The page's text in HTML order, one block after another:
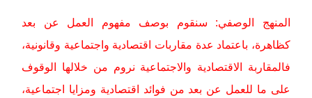
المنهج الوصفي: سنقوم بوصف مفهوم العمل عن بعد
كظاهرة، باعتماد عدة مقاربات اقتصادية واجتماعية وقانونية،
فالمقاربة الاقتصادية والاجتماعية نروم من خلالها الوقوف
على ما للعمل عن بعد من فوائد اقتصادية ومزايا اجتماعية،